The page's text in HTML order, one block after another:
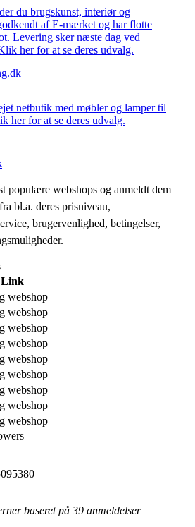
du brugskunst, interiør og
af E-mærket og har flotte
Levering sker næste dag ved
her for at se deres udvalg.
netbutik med møbler og lamper til
her for at se deres udvalg.
populære webshops og anmeldt dem
bl.a. deres prisniveau,
brugervenlighed, betingelser,
Link
webshop
webshop
webshop
webshop
webshop
webshop
webshop
webshop
webshop
baseret på 39 anmeldelser